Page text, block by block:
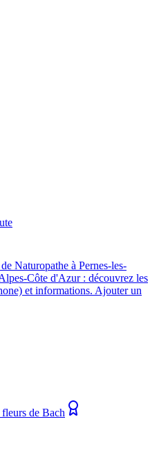
Naturopathe à Pernes-les-
Côte d'Azur : découvrez les
et informations. Ajouter un
de Bach